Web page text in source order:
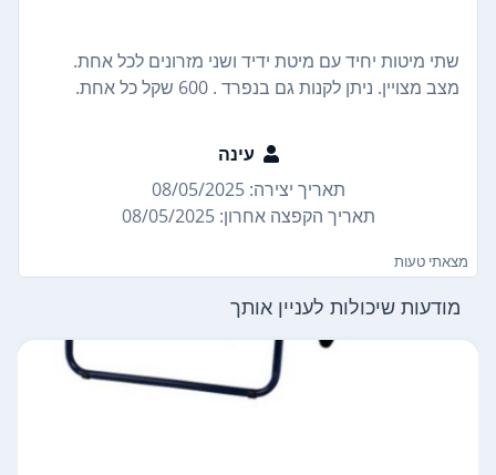
שתי מיטות יחיד עם מיטת ידיד ושני מזרונים לכל אחת.
מצב מצויין. ניתן לקנות גם בנפרד . 600 שקל כל אחת.
עינה
תאריך יצירה: 08/05/2025
תאריך הקפצה אחרון: 08/05/2025
מצאתי טעות
מודעות שיכולות לעניין אותך